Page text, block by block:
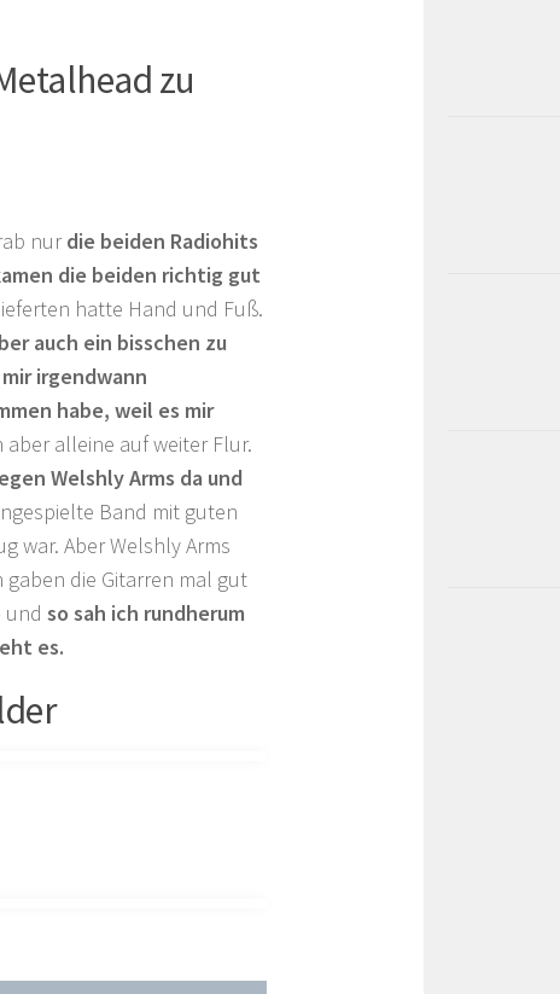
zu
nurdie beiden Radiohits
die beiden richtig gut
hatte Hand und Fuß.
auch ein bisschen zu
irgendwann
habe, weil es mir
aber alleine auf weiter Flur.
Welshly Arms da und
Band mit guten
war. Aber Welshly Arms
die Gitarren mal gut
und so sah ich rundherum
es.